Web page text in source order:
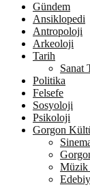
Gündem
Ansiklopedi
Antropoloji
Arkeoloji
Tarih
Sanat
Politika
Felsefe
Sosyoloji
Psikoloji
Gorgon
Müzik